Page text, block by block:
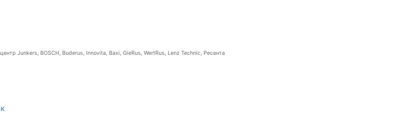
Junkers, BOSCH, Buderus, Innovita, Baxi, GieRus, WertRus, Lenz Technic, Ресанта